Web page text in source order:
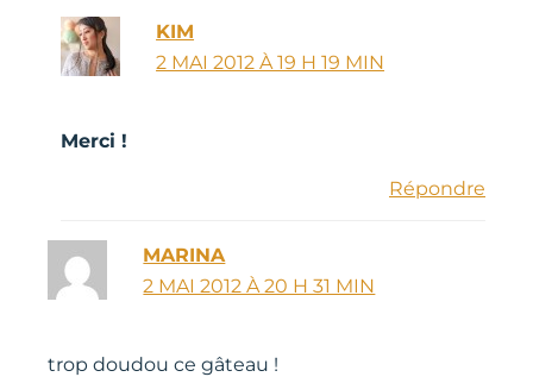
KIM
2 MAI 2012 À 19 H 19 MIN
Merci !
Répondre
MARINA
2 MAI 2012 À 20 H 31 MIN
trop doudou ce gâteau !